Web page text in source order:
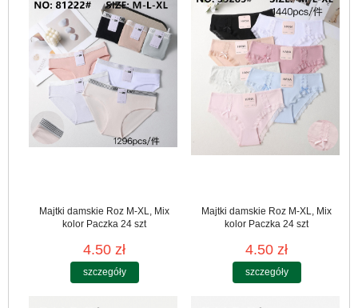
Majtki damskie Roz M-XL, Mix
kolor Paczka 24 szt
4.50 zł
szczegóły
Majtki damskie Roz M-XL, Mix
kolor Paczka 24 szt
4.50 zł
szczegóły